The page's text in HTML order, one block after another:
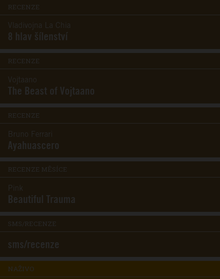
RECENZE
Vladivojna La Chia
8 hlav šílenství
RECENZE
Vojtaano
The Beast of Vojtaano
RECENZE
Bruno Ferrari
Ayahuascero
RECENZE MĚSÍCE
Pink
Beautiful Trauma
SMS/RECENZE
sms/recenze
NAŽIVO